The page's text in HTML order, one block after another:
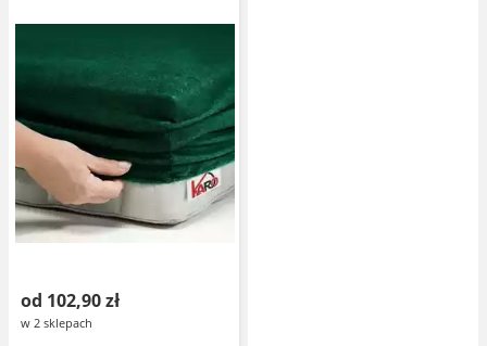
od 102,90 zł
w 2 sklepach